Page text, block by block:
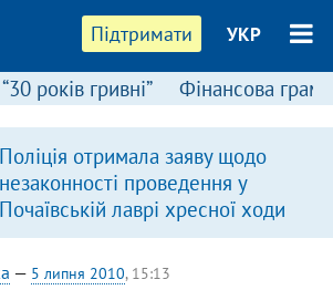
Підтримати УКР
“30 років гривні” Фінансова
Поліція отримала заяву щодо
незаконності проведення у
Почаївській лаврі хресної ходи
— 5 липня 2010, 15:13